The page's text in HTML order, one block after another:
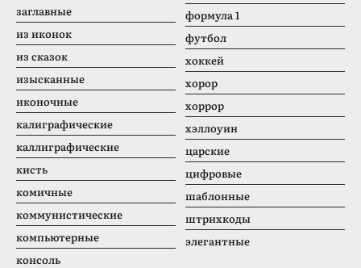
заглавные
из иконок
из сказок
изысканные
иконочные
калиграфические
каллиграфические
кисть
комичные
коммунистические
компьютерные
консоль
формула 1
футбол
хоккей
хорор
хоррор
хэллоуин
царские
цифровые
шаблонные
штрихкоды
элегантные